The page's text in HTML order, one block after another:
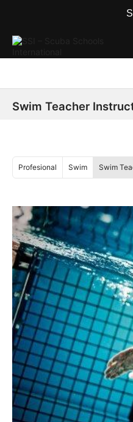
Swim Teacher
Profesional Swim Swim